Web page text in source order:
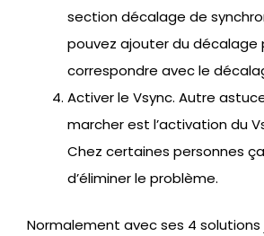
section décalage de
pouvez ajouter du décalage
correspondre avec le
Activer le Vsync. Autre
marcher est l’activation du
Chez certaines personnes
d’éliminer le problème.
Normalement avec ses 4 solutions